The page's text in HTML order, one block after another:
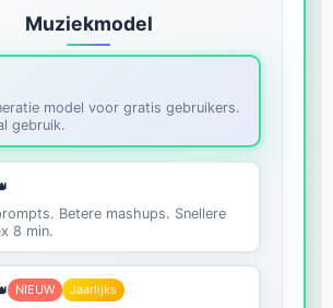
Muziekmodel
model voor gratis gebruikers.
gebruik.
Betere mashups. Snellere
8 min.
NIEUW Jaarlijks